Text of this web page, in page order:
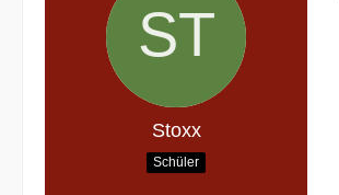
Stoxx
Schüler